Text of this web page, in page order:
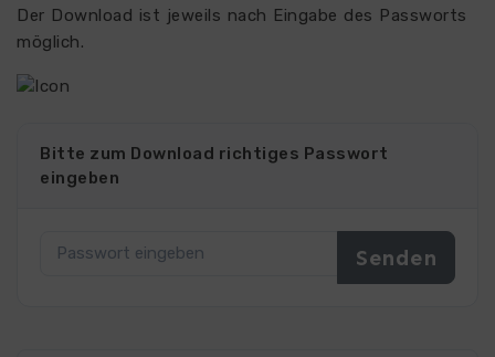
Der Download ist jeweils nach Eingabe des Passworts
möglich.
Bitte zum Download richtiges Passwort
eingeben